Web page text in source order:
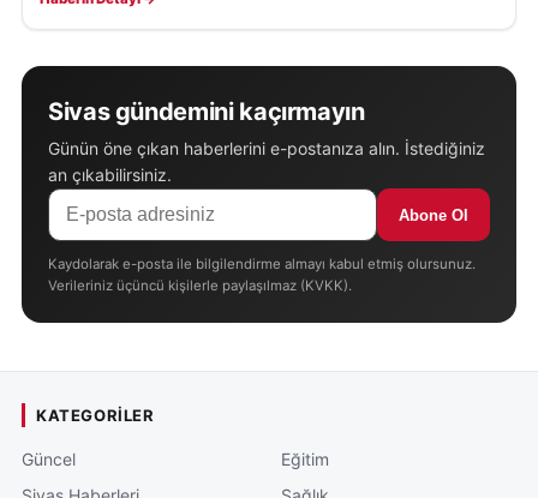
Sivas gündemini kaçırmayın
Günün öne çıkan haberlerini e-postanıza alın. İstediğiniz
an çıkabilirsiniz.
Abone Ol
Kaydolarak e-posta ile bilgilendirme almayı kabul etmiş olursunuz.
Verileriniz üçüncü kişilerle paylaşılmaz (KVKK).
KATEGORILER
Güncel
Eğitim